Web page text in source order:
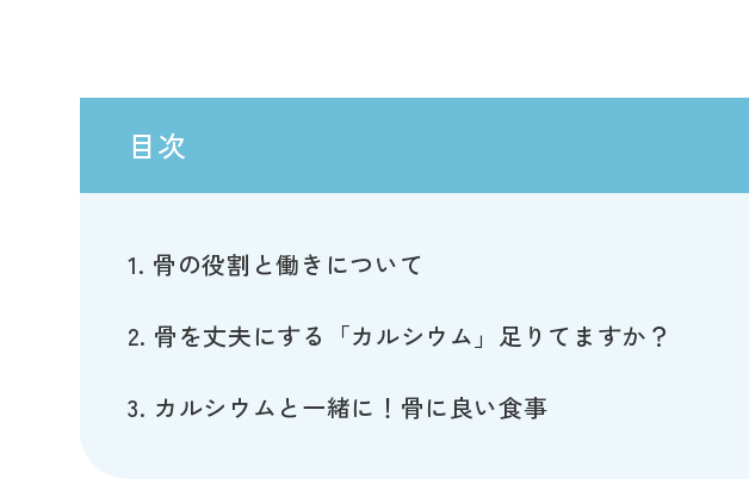
目次
骨の役割と働きについて
骨を丈夫にする「カルシウム」足りてますか？
カルシウムと一緒に！骨に良い食事